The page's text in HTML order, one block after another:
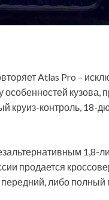
Atlas Pro –
особенностей кузова,
круиз-контроль, 18-
1,8-
продается
либо полный